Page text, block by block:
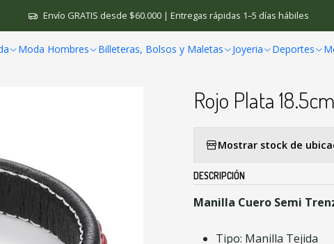
Moda Hombres Billeteras, Bolsos y Maletas Joyeria Deportes
Envío GRATIS desde $60.000 | Entregas rápidas 1–5 días hábiles
de Moda Manilla Cuero Semi Trenzada Broche Magnético Rojo
Manilla Cuero
Rojo Plata
Mostrar stock de
DESCRIPCIÓN
Manilla Cuero Semi
Tipo: Manilla Tejida